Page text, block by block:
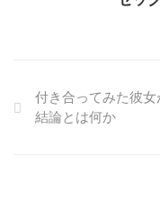
付き合ってみた彼
結論とは何か